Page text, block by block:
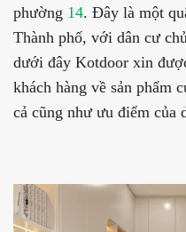
phường 14. Đây là một
Thành phố, với dân cư
dưới đây Kotdoor xin
khách hàng về sản phẩm
cả cũng như ưu điểm của